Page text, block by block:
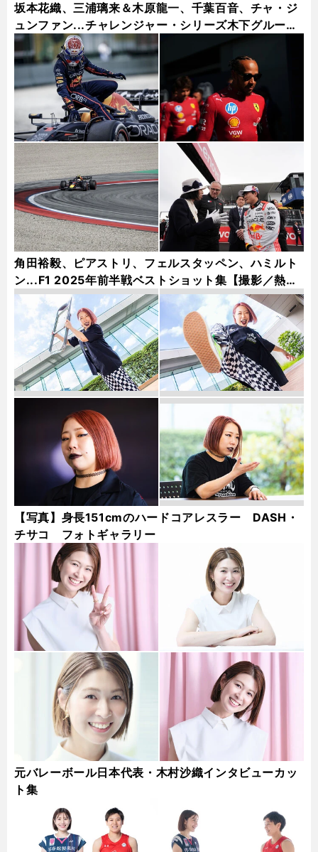
坂本花織、三浦璃来＆木原龍一、千葉百音、チャ・ジ
ュンファン...チャレンジャー・シリーズ木下グループ
杯フォトギャラリー
角田裕毅、ピアストリ、フェルスタッペン、ハミルト
ン...F1 2025年前半戦ベストショット集【撮影／熱田
護＆桜井淳雄】
【写真】身長151cmのハードコアレスラー DASH・
チサコ フォトギャラリー
元バレーボール日本代表・木村沙織インタビューカッ
ト集